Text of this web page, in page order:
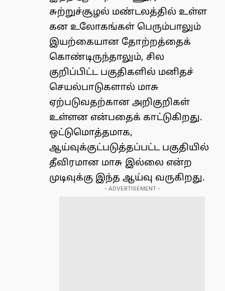
சுற்றுச்சூழல் மண்டலத்தில் உள்ள
கன உலோகங்கள் பெரும்பாலும்
இயற்கையான தோற்றத்தைக்
கொண்டிருந்தாலும், சில
குறிப்பிட்ட பகுதிகளில் மனிதச்
செயல்பாடுகளால் மாசு
ஏற்படுவதற்கான அறிகுறிகள்
உள்ளன என்பதைக் காட்டுகிறது.
ஒட்டுமொத்தமாக,
ஆய்வுக்குட்படுத்தப்பட்ட பகுதியில்
தீவிரமான மாசு இல்லை என்ற
முடிவுக்கு இந்த ஆய்வு வருகிறது.
- ADVERTISEMENT -